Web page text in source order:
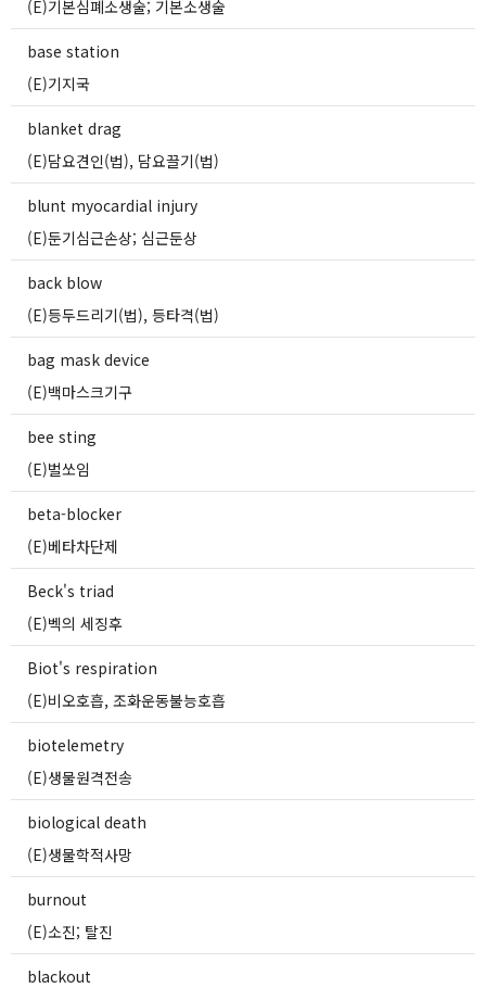
(E)기본심폐소생술; 기본소생술
base station
(E)기지국
blanket drag
(E)담요견인(법), 담요끌기(법)
blunt myocardial injury
(E)둔기심근손상; 심근둔상
back blow
(E)등두드리기(법), 등타격(법)
bag mask device
(E)백마스크기구
bee sting
(E)벌쏘임
beta-blocker
(E)베타차단제
Beck's triad
(E)벡의 세징후
Biot's respiration
(E)비오호흡, 조화운동불능호흡
biotelemetry
(E)생물원격전송
biological death
(E)생물학적사망
burnout
(E)소진; 탈진
blackout